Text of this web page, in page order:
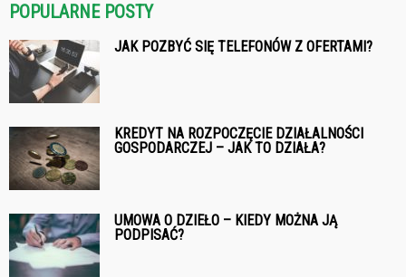
POPULARNE POSTY
JAK POZBYĆ SIĘ TELEFONÓW Z OFERTAMI?
KREDYT NA ROZPOCZĘCIE DZIAŁALNOŚCI
GOSPODARCZEJ – JAK TO DZIAŁA?
UMOWA O DZIEŁO – KIEDY MOŻNA JĄ
PODPISAĆ?